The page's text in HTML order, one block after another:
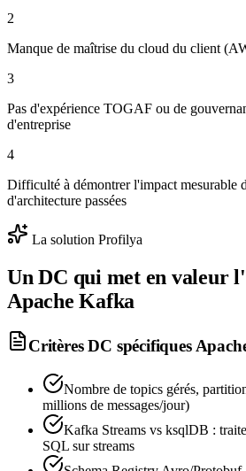
2
Manque de maîtrise du cloud du client
3
Pas d'expérience TOGAF ou de
d'entreprise
4
Difficulté à démontrer l'impact mesurable
d'architecture passées
La solution Profilya
Un DC qui met en valeur
Apache Kafka
Critères DC spécifiques
Nombre de topics gérés,
millions de messages/jour)
Kafka Streams vs ksqlDB :
SQL sur streams